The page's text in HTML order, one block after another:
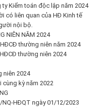
Kiểm toán độc lập năm 2024
có liên quan của HĐ Kinh tế
nội bộ.
NIÊN NĂM 2024
thường niên năm 2024
thường niên 2024
niên 2024
cùng kỳ năm 2022
HĐQT ngày 01/12/2023